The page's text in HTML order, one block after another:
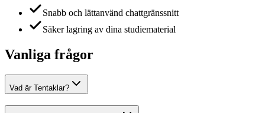
Snabb och lättanvänd chattgränssnitt
Säker lagring av dina studiematerial
Vanliga frågor
Vad är Tentaklar?